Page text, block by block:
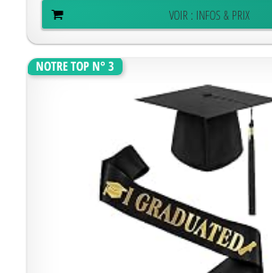
VOIR : INFOS & PRIX
NOTRE TOP N° 3